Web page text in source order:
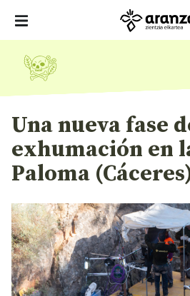
Una nueva fase
exhumación en
Paloma